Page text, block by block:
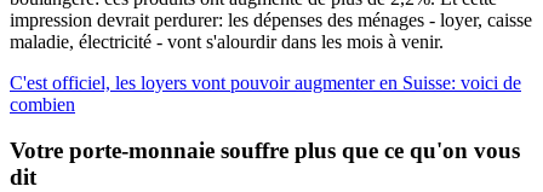
impression devrait perdurer: les dépenses des ménages - loyer, caisse
maladie, électricité - vont s'alourdir dans les mois à venir.
C'est officiel, les loyers vont pouvoir augmenter en Suisse: voici de
combien
Votre porte-monnaie souffre plus que ce qu'on vous
dit